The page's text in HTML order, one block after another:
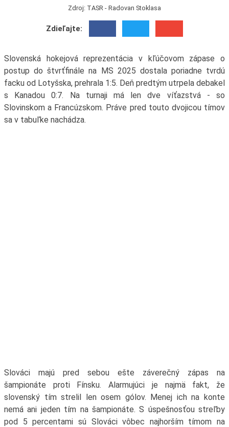
Zdroj: TASR - Radovan Stoklasa
Zdieľajte:
Slovenská hokejová reprezentácia v kľúčovom zápase o
postup do štvrťfinále na MS 2025 dostala poriadne tvrdú
facku od Lotyšska, prehrala 1:5. Deň predtým utrpela debakel
s Kanadou 0:7. Na turnaji má len dve víťazstvá - so
Slovinskom a Francúzskom. Práve pred touto dvojicou tímov
sa v tabuľke nachádza.
Slováci majú pred sebou ešte záverečný zápas na
šampionáte proti Fínsku. Alarmujúci je najmä fakt, že
slovenský tím strelil len osem gólov. Menej ich na konte
nemá ani jeden tím na šampionáte. S úspešnosťou streľby
pod 5 percentami sú Slováci vôbec najhorším tímom na